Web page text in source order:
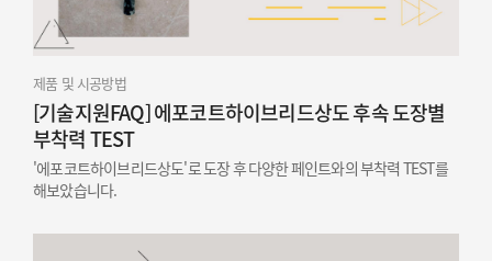
제품 및 시공방법
[기술지원FAQ] 에포코트하이브리드상도 후속 도장별
부착력 TEST
'에포코트하이브리드상도'로 도장 후 다양한 페인트와의 부착력 TEST를
해보았습니다.